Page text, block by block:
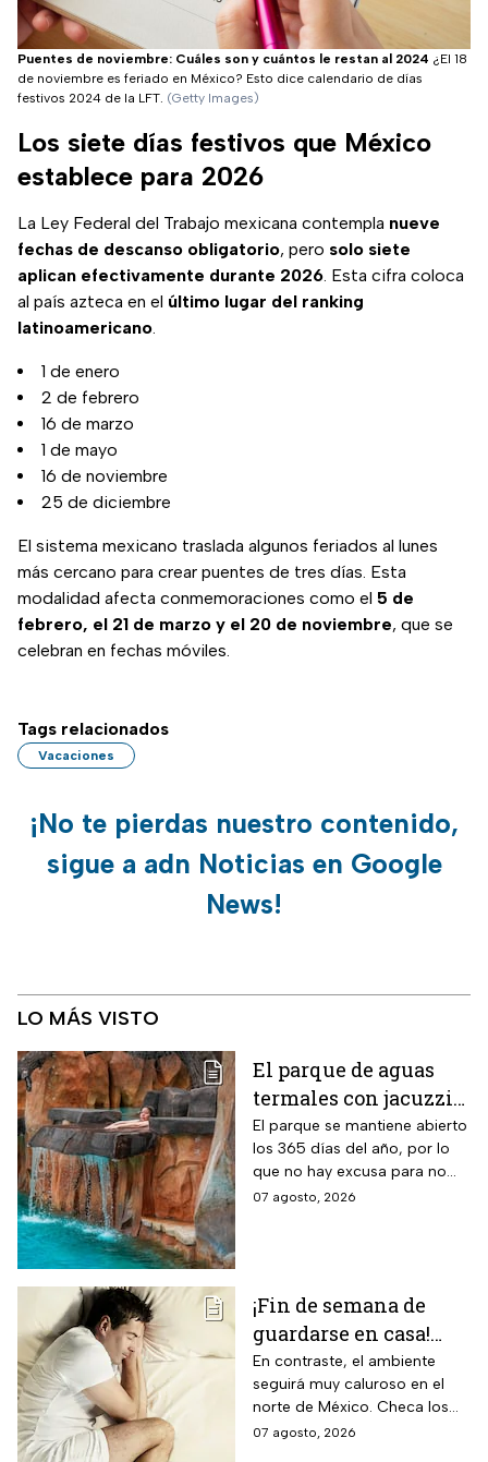
Puentes de noviembre: Cuáles son y cuántos le restan al 2024 ¿El 18
de noviembre es feriado en México? Esto dice calendario de días
festivos 2024 de la LFT. (Getty Images)
Los siete días festivos que México
establece para 2026
La Ley Federal del Trabajo mexicana contempla nueve
fechas de descanso obligatorio, pero solo siete
aplican efectivamente durante 2026. Esta cifra coloca
al país azteca en el último lugar del ranking
latinoamericano.
1 de enero
2 de febrero
16 de marzo
1 de mayo
16 de noviembre
25 de diciembre
El sistema mexicano traslada algunos feriados al lunes
más cercano para crear puentes de tres días. Esta
modalidad afecta conmemoraciones como el 5 de
febrero, el 21 de marzo y el 20 de noviembre, que se
celebran en fechas móviles.
Tags relacionados
Vacaciones
¡No te pierdas nuestro contenido,
sigue a adn Noticias en Google
News!
LO MÁS VISTO
El parque de aguas
termales con jacuzzis
y cabañas a 2 horas de
CDMX donde este
grupo de adultos
mayores paga la
El parque se mantiene abierto
los 365 días del año, por lo
que no hay excusa para no
visitar este hermoso lugar
07 agosto, 2026
¡Fin de semana de
guardarse en casa!
Monzón mexicano
dejará lluvias
intensas en estos
estados; así estará el
En contraste, el ambiente
seguirá muy caluroso en el
norte de México. Checa los
detalles y toma precauciones.
07 agosto, 2026